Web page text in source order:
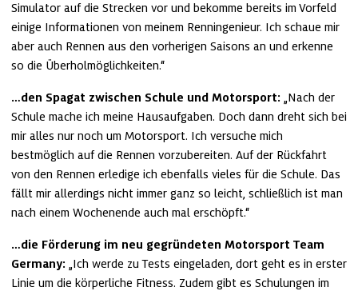
Simulator auf die Strecken vor und bekomme bereits im Vorfeld
einige Informationen von meinem Renningenieur. Ich schaue mir
aber auch Rennen aus den vorherigen Saisons an und erkenne
so die Überholmöglichkeiten.“
…den Spagat zwischen Schule und Motorsport: „Nach der
Schule mache ich meine Hausaufgaben. Doch dann dreht sich bei
mir alles nur noch um Motorsport. Ich versuche mich
bestmöglich auf die Rennen vorzubereiten. Auf der Rückfahrt
von den Rennen erledige ich ebenfalls vieles für die Schule. Das
fällt mir allerdings nicht immer ganz so leicht, schließlich ist man
nach einem Wochenende auch mal erschöpft.“
…die Förderung im neu gegründeten Motorsport Team
Germany: „Ich werde zu Tests eingeladen, dort geht es in erster
Linie um die körperliche Fitness. Zudem gibt es Schulungen im